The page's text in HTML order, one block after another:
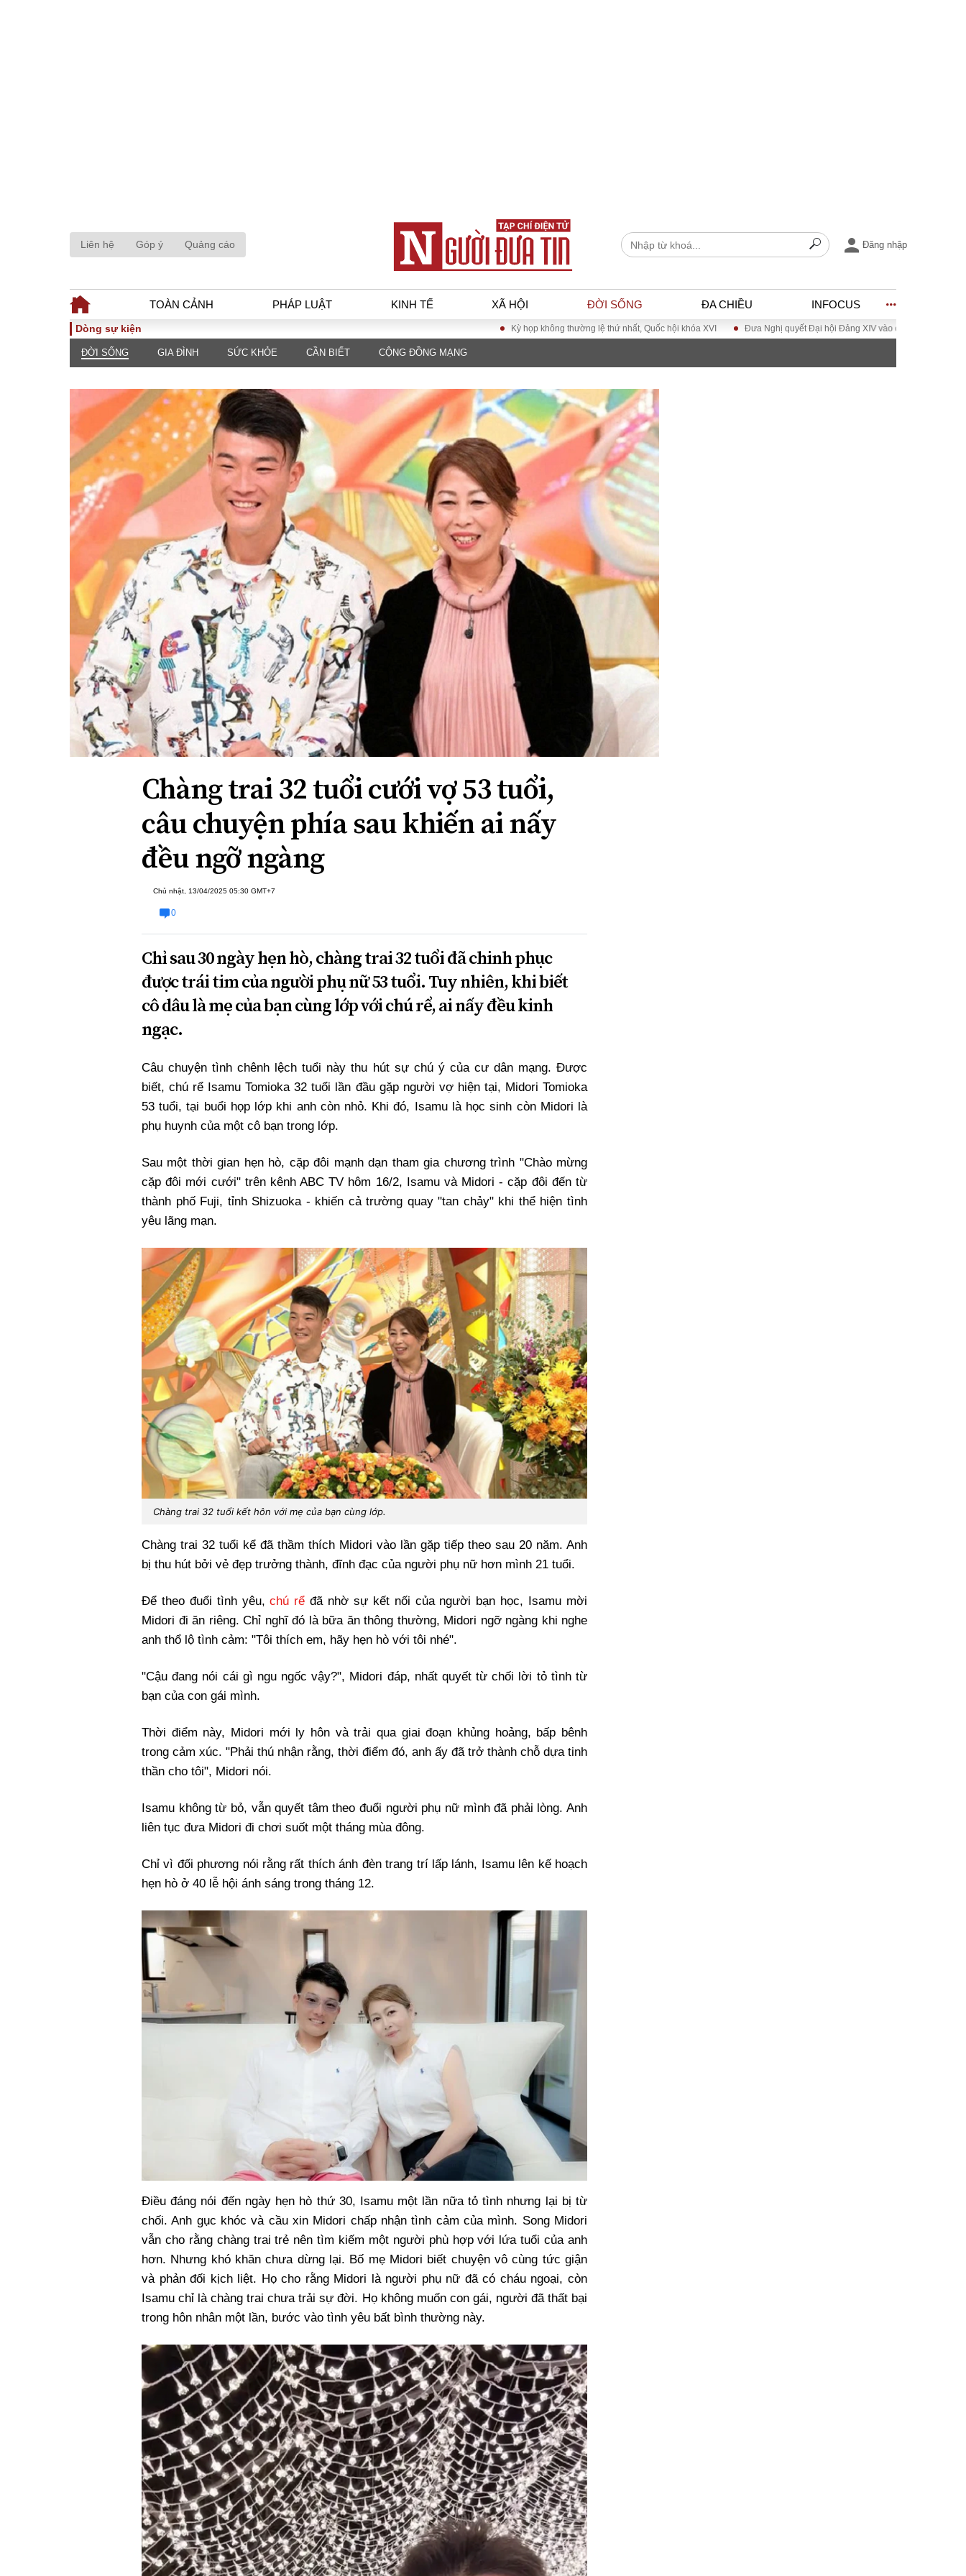
Liên hệ Góp ý Quảng cáo Đăng nhập
TOÀN CẢNH PHÁP LUẬT KINH TẾ XÃ HỘI ĐỜI SỐNG ĐA CHIỀU INFOCUS
TOÀN CẢNH
Chính sách
Sự kiện
Đối thoại
Thế giới
PHÁP LUẬT
luật
Góc nhìn luật gia
Hồ sơ điều tra
Tiếng nói công dân
An ninh - Hình sự
KINH TẾ
Tài chính - Ngân
hàng
Kinh tế vĩ mô
Hồ sơ doanh
nghiệp
Xu hướng thị
trường
Tiêu dùng và dư
luận
Công nghệ
Giáo dục
Văn hoá
Môi trường
Giao thông – Đô thị
ĐA CHIỀU
Quan điểm
Xi nhan Trái Phải
Bạn đọc viết
INFOCUS
Dòng sự kiện Kỳ họp không thường lệ thứ nhất, Quốc hội khóa XVI Đưa Nghị quyết Đại hội Đảng XIV vào cuộc sống
ĐỜI SỐNG GIA ĐÌNH SỨC KHỎE CẦN BIẾT CỘNG ĐỒNG MẠNG
Chàng trai 32 tuổi cưới vợ 53 tuổi,
câu chuyện phía sau khiến ai nấy
đều ngỡ ngàng
Chủ nhật, 13/04/2025 05:30 GMT+7
0
Chỉ sau 30 ngày hẹn hò, chàng trai 32 tuổi đã chinh phục
được trái tim của người phụ nữ 53 tuổi. Tuy nhiên, khi biết
cô dâu là mẹ của bạn cùng lớp với chú rể, ai nấy đều kinh
ngạc.
Câu chuyện tình chênh lệch tuổi này thu hút sự chú ý của cư dân mạng. Được
biết, chú rể Isamu Tomioka 32 tuổi lần đầu gặp người vợ hiện tại, Midori Tomioka
53 tuổi, tại buổi họp lớp khi anh còn nhỏ. Khi đó, Isamu là học sinh còn Midori là
phụ huynh của một cô bạn trong lớp.
Sau một thời gian hẹn hò, cặp đôi mạnh dạn tham gia chương trình "Chào mừng
cặp đôi mới cưới" trên kênh ABC TV hôm 16/2, Isamu và Midori - cặp đôi đến từ
thành phố Fuji, tỉnh Shizuoka - khiến cả trường quay "tan chảy" khi thể hiện tình
yêu lãng mạn.
Chàng trai 32 tuổi kết hôn với mẹ của bạn cùng lớp.
Chàng trai 32 tuổi kể đã thầm thích Midori vào lần gặp tiếp theo sau 20 năm. Anh
bị thu hút bởi vẻ đẹp trưởng thành, đĩnh đạc của người phụ nữ hơn mình 21 tuổi.
Để theo đuổi tình yêu,chú rể đã nhờ sự kết nối của người bạn học, Isamu mời
Midori đi ăn riêng. Chỉ nghĩ đó là bữa ăn thông thường, Midori ngỡ ngàng khi nghe
anh thổ lộ tình cảm: "Tôi thích em, hãy hẹn hò với tôi nhé".
"Cậu đang nói cái gì ngu ngốc vậy?", Midori đáp, nhất quyết từ chối lời tỏ tình từ
bạn của con gái mình.
Thời điểm này, Midori mới ly hôn và trải qua giai đoạn khủng hoảng, bấp bênh
trong cảm xúc. "Phải thú nhận rằng, thời điểm đó, anh ấy đã trở thành chỗ dựa tinh
thần cho tôi", Midori nói.
Isamu không từ bỏ, vẫn quyết tâm theo đuổi người phụ nữ mình đã phải lòng. Anh
liên tục đưa Midori đi chơi suốt một tháng mùa đông.
Chỉ vì đối phương nói rằng rất thích ánh đèn trang trí lấp lánh, Isamu lên kế hoạch
hẹn hò ở 40 lễ hội ánh sáng trong tháng 12.
Điều đáng nói đến ngày hẹn hò thứ 30, Isamu một lần nữa tỏ tình nhưng lại bị từ
chối. Anh gục khóc và cầu xin Midori chấp nhận tình cảm của mình. Song Midori
vẫn cho rằng chàng trai trẻ nên tìm kiếm một người phù hợp với lứa tuổi của anh
hơn. Nhưng khó khăn chưa dừng lại. Bố mẹ Midori biết chuyện vô cùng tức giận
và phản đối kịch liệt. Họ cho rằng Midori là người phụ nữ đã có cháu ngoại, còn
Isamu chỉ là chàng trai chưa trải sự đời. Họ không muốn con gái, người đã thất bại
trong hôn nhân một lần, bước vào tình yêu bất bình thường này.